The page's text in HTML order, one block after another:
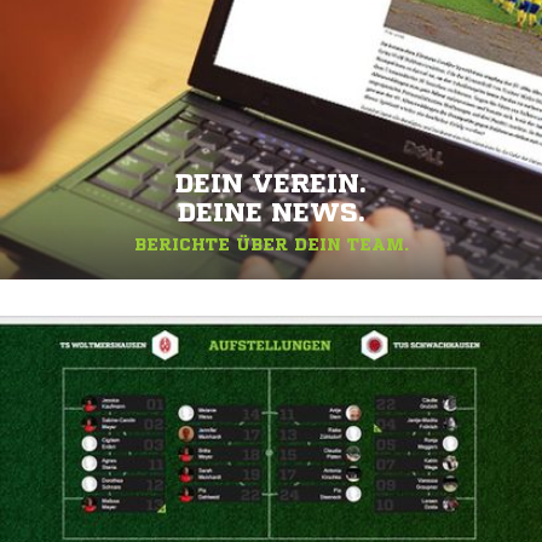
DEIN VEREIN.
DEINE NEWS.
BERICHTE ÜBER DEIN TEAM.